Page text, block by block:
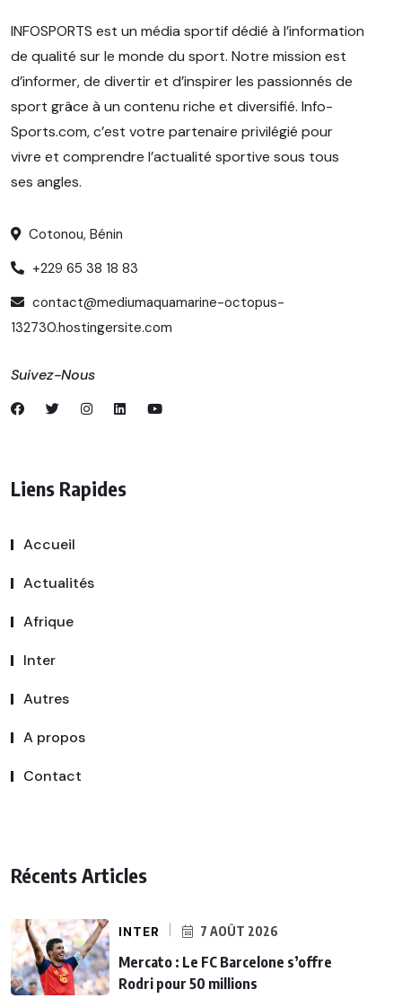
INFOSPORTS est un média sportif dédié à l’information
de qualité sur le monde du sport. Notre mission est
d’informer, de divertir et d’inspirer les passionnés de
sport grâce à un contenu riche et diversifié. Info-
Sports.com, c’est votre partenaire privilégié pour
vivre et comprendre l’actualité sportive sous tous
ses angles.
Cotonou, Bénin
+229 65 38 18 83
contact@mediumaquamarine-octopus-
132730.hostingersite.com
Suivez-Nous
Liens Rapides
Accueil
Actualités
Afrique
Inter
Autres
A propos
Contact
Récents Articles
INTER 7 AOÛT 2026
Mercato : Le FC Barcelone s’offre
Rodri pour 50 millions